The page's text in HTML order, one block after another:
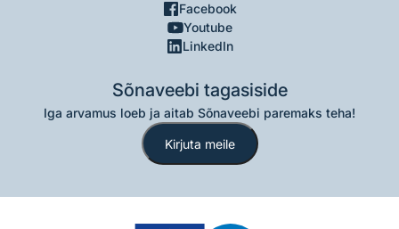
Facebook
Youtube
LinkedIn
Sõnaveebi tagasiside
Iga arvamus loeb ja aitab Sõnaveebi paremaks teha!
Kirjuta meile